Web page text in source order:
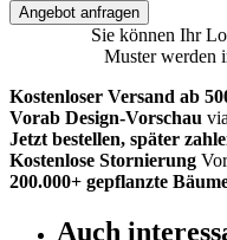
Angebot anfragen
Sie können Ihr
Muster werden
Kostenloser Versand ab
Vorab Design-Vorschau
Jetzt bestellen, später
Kostenlose Stornierung
200.000+ gepflanzte
Auch